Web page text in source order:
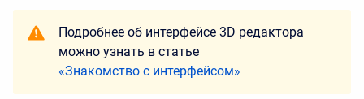
Подробнее об интерфейсе 3D редактора
можно узнать в статье
«Знакомство с интерфейсом»